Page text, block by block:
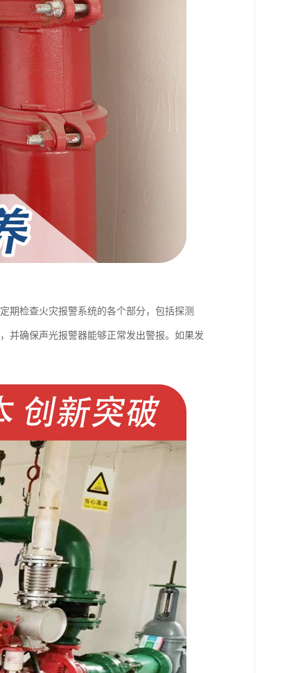
期检查火灾报警系统的各个部分，包括探测
并确保声光报警器能够正常发出警报。如果发